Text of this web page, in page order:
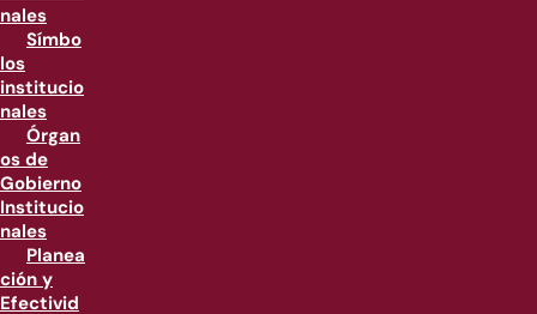
nales
Símbo
los
institucio
nales
Órgan
os de
Gobierno
Institucio
nales
Planea
ción y
Efectivid